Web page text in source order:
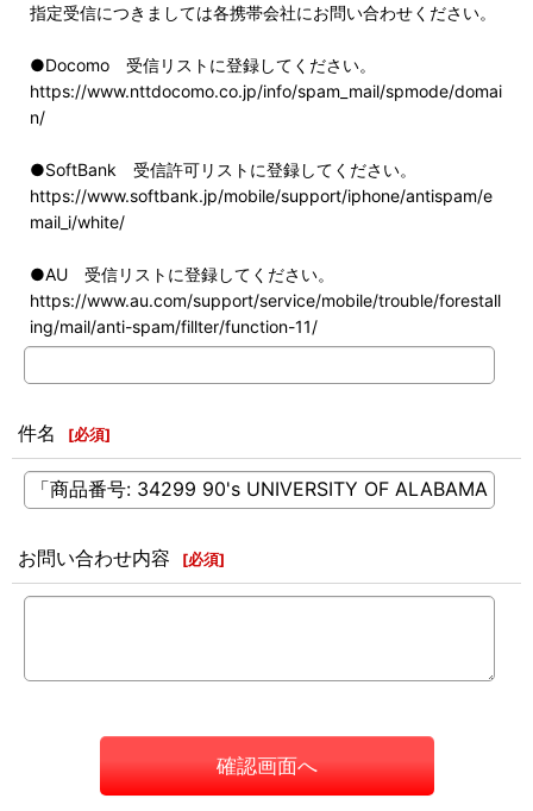
指定受信につきましては各携帯会社にお問い合わせください。
●Docomo 受信リストに登録してください。
https://www.nttdocomo.co.jp/info/spam_mail/spmode/domai
n/
●SoftBank 受信許可リストに登録してください。
https://www.softbank.jp/mobile/support/iphone/antispam/e
mail_i/white/
●AU 受信リストに登録してください。
https://www.au.com/support/service/mobile/trouble/forestall
ing/mail/anti-spam/fillter/function-11/
件名 [必須]
お問い合わせ内容 [必須]
確認画面へ